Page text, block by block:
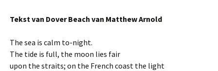
Tekst van Dover Beach van Matthew Arnold
The sea is calm to-night.
The tide is full, the moon lies fair
upon the straits; on the French coast the light